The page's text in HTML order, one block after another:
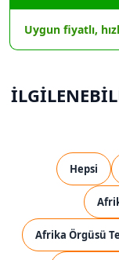
Uygun fiyatlı,
Hepsi
Afrika Örgüsü